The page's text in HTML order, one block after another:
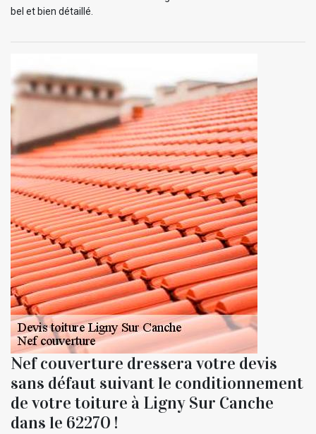
bel et bien détaillé.
Nef couverture dressera votre devis
sans défaut suivant le conditionnement
de votre toiture à Ligny Sur Canche
dans le 62270 !